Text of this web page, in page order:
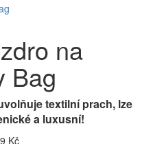
na
Bag
textilní prach, lze
a luxusní!
Kč